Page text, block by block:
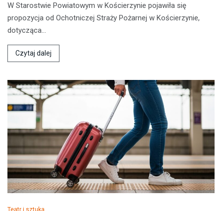
W Starostwie Powiatowym w Kościerzynie pojawiła się
propozycja od Ochotniczej Straży Pożarnej w Kościerzynie,
dotycząca…
Czytaj dalej